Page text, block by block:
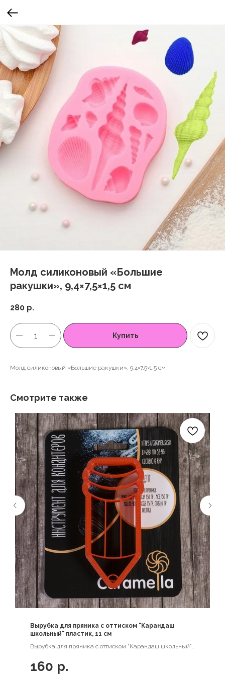
Молд силиконовый «Большие
ракушки», 9,4×7,5×1,5 см
280 р.
Купить
Молд силиконовый «Большие ракушки», 9,4×7,5×1,5 см
Смотрите также
Вырубка для пряника с оттиском "Карандаш
школьный" пластик, 11 см
Вырубка для пряника с оттиском "Карандаш школьный"
160 р.